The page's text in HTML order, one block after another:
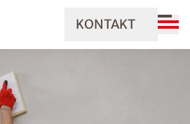
KONTAKT